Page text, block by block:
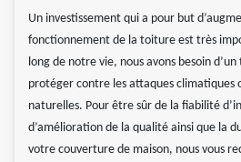
Un investissement qui a pour but
fonctionnement de la toiture est très
long de notre vie, nous avons besoin
protéger contre les attaques climatiques
naturelles. Pour être sûr de la fiabilité
d’amélioration de la qualité ainsi que la
votre couverture de maison, nous vous